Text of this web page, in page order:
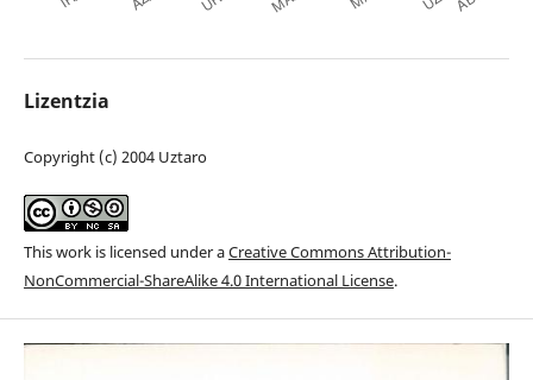
Lizentzia
Copyright (c) 2004 Uztaro
This work is licensed under aCreative Commons Attribution-
NonCommercial-ShareAlike 4.0 International License.